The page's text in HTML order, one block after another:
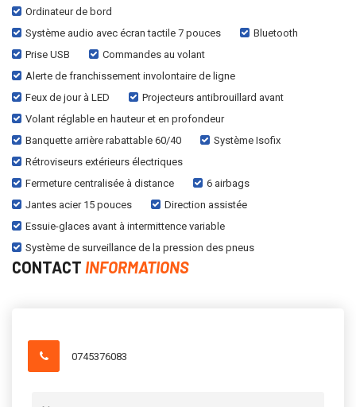
Ordinateur de bord
Système audio avec écran tactile 7 pouces
Bluetooth
Prise USB
Commandes au volant
Alerte de franchissement involontaire de ligne
Feux de jour à LED
Projecteurs antibrouillard avant
Volant réglable en hauteur et en profondeur
Banquette arrière rabattable 60/40
Système Isofix
Rétroviseurs extérieurs électriques
Fermeture centralisée à distance
6 airbags
Jantes acier 15 pouces
Direction assistée
Essuie-glaces avant à intermittence variable
Système de surveillance de la pression des pneus
CONTACT INFORMATIONS
0745376083